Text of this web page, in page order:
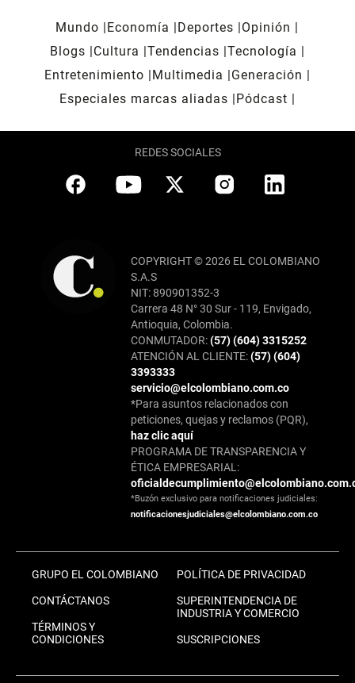
Mundo Economía Deportes
Opinión
Blogs
Cultura Tendencias Tecnología
Entretenimiento
Multimedia
Generación
Especiales marcas aliadas
Pódcast
REDES SOCIALES
COPYRIGHT © 2026 EL COLOMBIANO
S.A.S
NIT: 890901352-3
Carrera 48 N° 30 Sur - 119, Envigado,
Antioquia, Colombia.
CONMUTADOR:(57) (604) 3315252
ATENCIÓN AL CLIENTE:(57) (604)
3393333
servicio@elcolombiano.com.co
*Para asuntos relacionados con
peticiones, quejas y reclamos (PQR),
haz clic aquí
PROGRAMA DE TRANSPARENCIA Y
ÉTICA EMPRESARIAL:
*Buzón exclusivo para notificaciones judiciales:
notificacionesjudiciales@elcolombiano.com.co
GRUPO EL COLOMBIANO
CONTÁCTANOS
TÉRMINOS Y
CONDICIONES
POLÍTICA DE PRIVACIDAD
SUPERINTENDENCIA DE
INDUSTRIA Y COMERCIO
SUSCRIPCIONES